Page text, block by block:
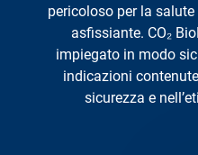
pericoloso per la
asfissiante. CO₂
impiegato in modo
indicazioni
sicurezza e